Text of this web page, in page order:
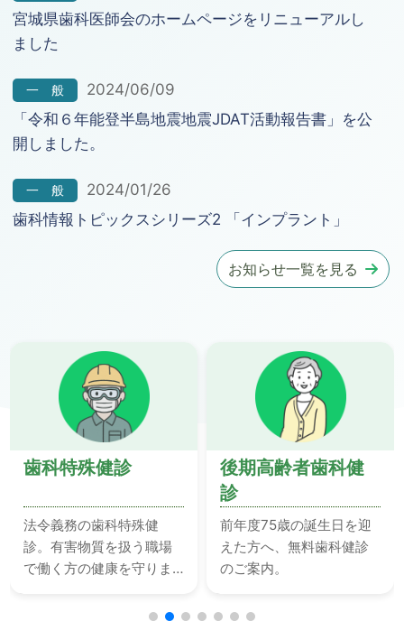
宮城県歯科医師会のホームページをリニューアルし
ました
一 般
2024/06/09
「令和６年能登半島地震地震JDAT活動報告書」を公
開しました。
一 般
2024/01/26
歯科情報トピックスシリーズ2 「インプラント」
お知らせ一覧を見る
歯科特殊健診
法令義務の歯科特殊健
診。有害物質を扱う職場
で働く方の健康を守りま
後期高齢者歯科健
診
前年度75歳の誕生日を迎
えた方へ、無料歯科健診
のご案内。